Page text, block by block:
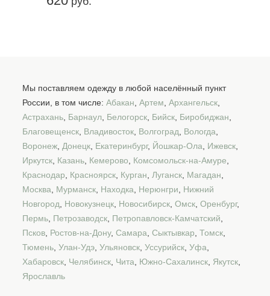
Мы поставляем одежду в любой населённый пункт
России, в том числе: Абакан Артем Архангельск
Астрахань Барнаул Белогорск Бийск Биробиджан
Благовещенск Владивосток Волгоград Вологда
Воронеж Донецк Екатеринбург, Йошкар-Ола Ижевск
Иркутск Казань Кемерово Комсомольск-на-Амуре
Краснодар
Красноярск Курган Луганск Магадан
Москва
Мурманск Находка Нерюнгри
Нижний
Новгород
Новокузнецк Новосибирск Омск Оренбург,
Пермь Петрозаводск Петропавловск-Камчатский
Псков Ростов-на-Дону, Самара Сыктывкар Томск
Тюмень Улан-Удэ Ульяновск Уссурийск Уфа
Хабаровск Челябинск Чита Южно-Сахалинск Якутск
Ярославль